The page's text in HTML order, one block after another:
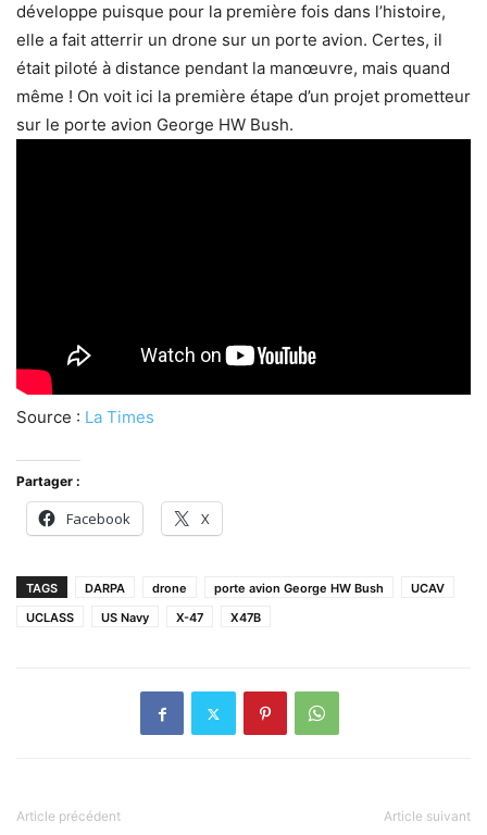
développe puisque pour la première fois dans l’histoire,
elle a fait atterrir un drone sur un porte avion. Certes, il
était piloté à distance pendant la manœuvre, mais quand
même ! On voit ici la première étape d’un projet prometteur
sur le porte avion George HW Bush.
Source : La Times
Partager :
Facebook X
TAGS DARPA drone porte avion George HW Bush
UCAV
UCLASS
US Navy X-47 X47B
Article précédent Article suivant